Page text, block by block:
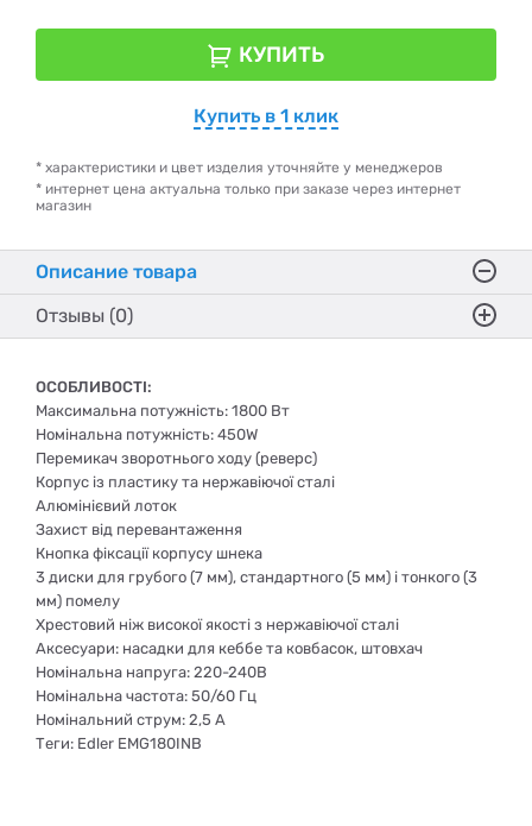
КУПИТЬ
Купить в 1 клик
* характеристики и цвет изделия уточняйте у менеджеров
* интернет цена актуальна только при заказе через интернет
магазин
Описание товара
Отзывы (0)
ОСОБЛИВОСТІ:
Максимальна потужність: 1800 Вт
Номінальна потужність: 450W
Перемикач зворотнього ходу (реверс)
Корпус із пластику та нержавіючої сталі
Алюмінієвий лоток
Захист від перевантаження
Кнопка фіксації корпусу шнека
3 диски для грубого (7 мм), стандартного (5 мм) і тонкого (3
мм) помелу
Хрестовий ніж високої якості з нержавіючої сталі
Аксесуари: насадки для кеббе та ковбасок, штовхач
Номінальна напруга: 220-240В
Номінальна частота: 50/60 Гц
Номінальний струм: 2,5 А
Теги: Edler EMG180INB